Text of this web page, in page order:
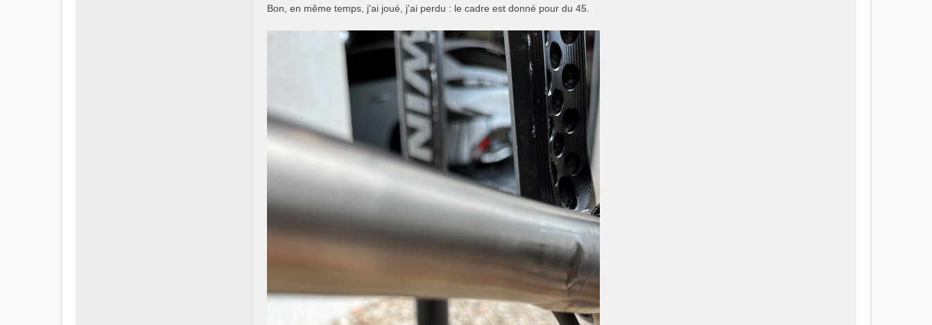
Bon, en même temps, j'ai joué, j'ai perdu : le cadre est donné pour du 45.